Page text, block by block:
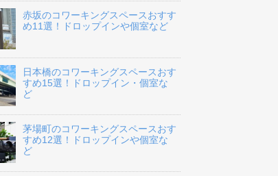
赤坂のコワーキングスペースおすす
め11選！ドロップインや個室など
日本橋のコワーキングスペースおす
すめ15選！ドロップイン・個室な
ど
茅場町のコワーキングスペースおす
すめ12選！ドロップインや個室な
ど